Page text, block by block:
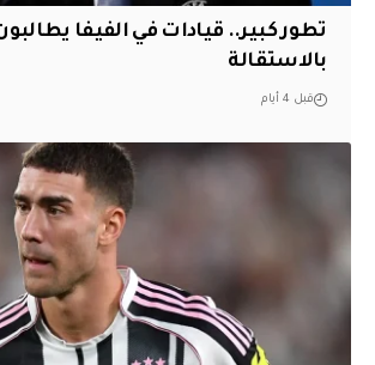
تطور كبير.. قيادات في الفيفا يطالبون
بالاستقالة
قبل 4 أيام